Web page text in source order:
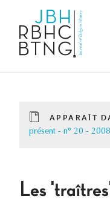
APPARAÎT
présent - n° 20 - 2008
Les